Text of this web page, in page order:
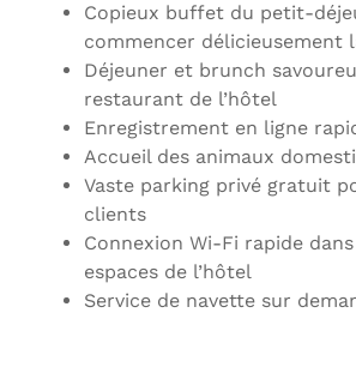
Copieux buffet du petit-
commencer délicieusement
Déjeuner et brunch
restaurant de l’hôtel
Enregistrement en ligne
Accueil des animaux
Vaste parking privé gratuit
clients
Connexion Wi-Fi rapide
espaces de l’hôtel
Service de navette sur